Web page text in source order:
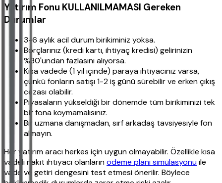
Yatırım Fonu KULLANILMAMASI Gereken
Durumlar
3-6 aylık acil durum birikiminiz yoksa.
Borçlarınız (kredi kartı, ihtiyaç kredisi) gelirinizin
%30'undan fazlasını alıyorsa.
Kısa vadede (1 yıl içinde) paraya ihtiyacınız varsa,
çünkü fonların satışı 1-2 iş günü sürebilir ve erken çıkış
cezası olabilir.
Piyasaların yükseldiği bir dönemde tüm birikiminizi tek
bir fona koymamalısınız.
Bir uzmana danışmadan, sırf arkadaş tavsiyesiyle fon
almayın.
Her yatırım aracı herkes için uygun olmayabilir. Özellikle kısa
vadeli nakit ihtiyacı olanlarınödeme planı simülasyonuile
vade ve getiri dengesini test etmesi önerilir. Böylece